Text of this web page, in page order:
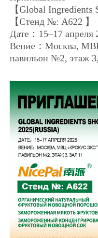
【Global Ingredients
【Стенд №: A622 】
Дате：15–17 апреля
Вение：Москва,
павильон №2, этаж 3,